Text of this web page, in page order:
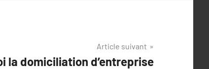
Article suivant
la domiciliation d’entreprise